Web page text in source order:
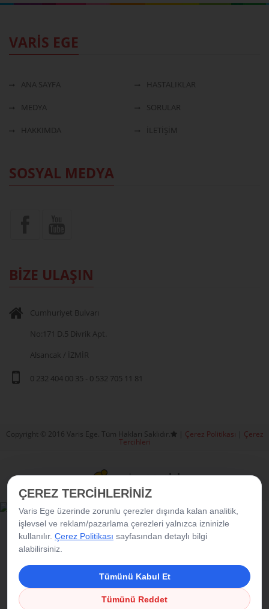
VARİS EGE
ANA SAYFA HASTALIKLAR
MEDYA SORULAR
HAKKIMDA İLETİŞİM
SOSYAL MEDYA
BİZE ULAŞIN
Cumhuriyet Bulvarı
No:171 D.5 Divrik Apt.
Alsancak / İZMİR
0 232 404 00 35 - 0 532 705 11 81
Copyright © 2016 Varis Ege. Tüm Hakları Saklıdır. Çerez Politikası Çerez
Tercihleri
ÇEREZ TERCİHLERİNİZ
Varis Ege üzerinde zorunlu çerezler dışında kalan analitik,
işlevsel ve reklam/pazarlama çerezleri yalnızca izninizle
kullanılır. Çerez Politikası sayfasından detaylı bilgi
alabilirsiniz.
Tümünü Kabul Et
Tümünü Reddet